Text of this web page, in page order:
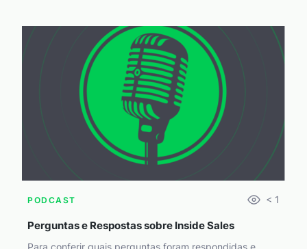
PODCAST < 1
Perguntas e Respostas sobre Inside Sales
Para conferir quais perguntas foram respondidas e